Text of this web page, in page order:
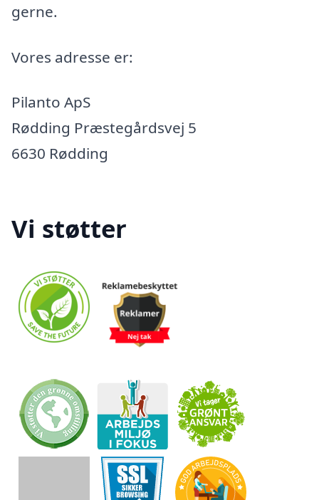
gerne.
Vores adresse er:
Pilanto ApS
Rødding Præstegårdsvej 5
6630 Rødding
Vi støtter